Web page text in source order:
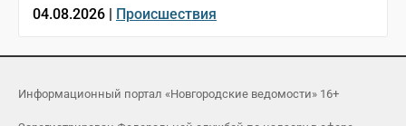
04.08.2026 | Происшествия
Информационный портал «Новгородские ведомости» 16+